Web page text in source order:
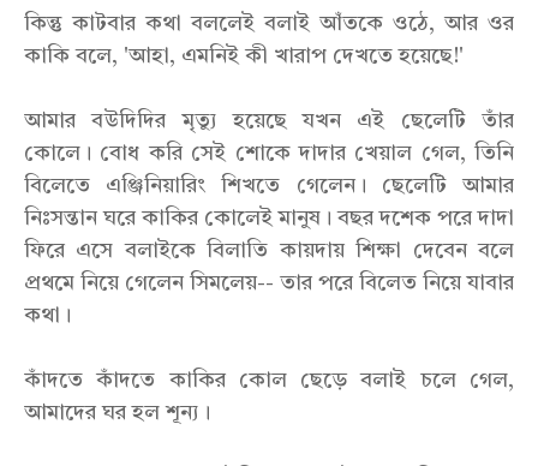
কিন্তু কাটবার কথা বললেই বলাই আঁতকে ওঠে, আর ওর
কাকি বলে, 'আহা, এমনিই কী খারাপ দেখতে হয়েছে!'
আমার বউদিদির মৃত্যু হয়েছে যখন এই ছেলেটি তাঁর
কোলে। বোধ করি সেই শোকে দাদার খেয়াল গেল, তিনি
বিলেতে এঞ্জিনিয়ারিং শিখতে গেলেন। ছেলেটি আমার
নিঃসন্তান ঘরে কাকির কোলেই মানুষ। বছর দশেক পরে দাদা
ফিরে এসে বলাইকে বিলাতি কায়দায় শিক্ষা দেবেন বলে
প্রথমে নিয়ে গেলেন সিমলেয়-- তার পরে বিলেত নিয়ে যাবার
কথা।
কাঁদতে কাঁদতে কাকির কোল ছেড়ে বলাই চলে গেল,
আমাদের ঘর হল শূন্য।